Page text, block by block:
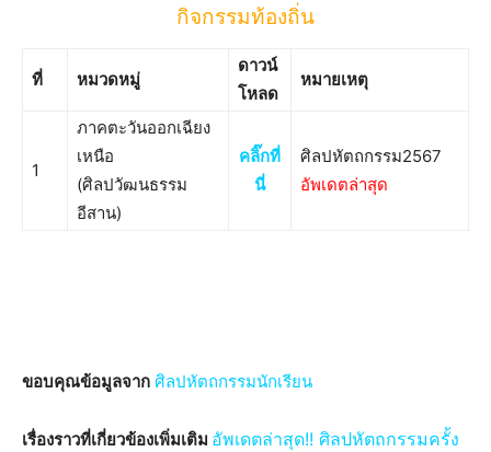
กิจกรรมท้องถิ่น
ที่ หมวดหมู่
ดาวน์
โหลด
หมายเหตุ
1
ภาคตะวันออกเฉียง
เหนือ
(ศิลปวัฒนธรรม
อีสาน)
คลิ๊กที่
นี่
ศิลปหัตถกรรม2567
อัพเดตล่าสุด
ขอบคุณข้อมูลจาก ศิลปหัตถกรรมนักเรียน
เรื่องราวที่เกี่ยวข้องเพิ่มเติม อัพเดตล่าสุด!! ศิลปหัตถกรรมครั้ง